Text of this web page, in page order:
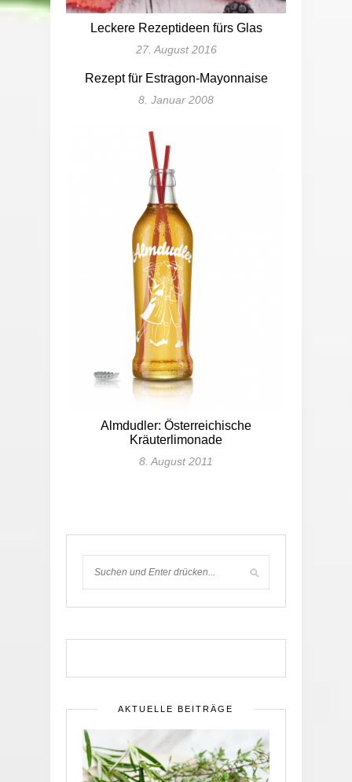
Leckere Rezeptideen fürs Glas
27. August 2016
Rezept für Estragon-Mayonnaise
8. Januar 2008
Almdudler: Österreichische
Kräuterlimonade
8. August 2011
AKTUELLE BEITRÄGE